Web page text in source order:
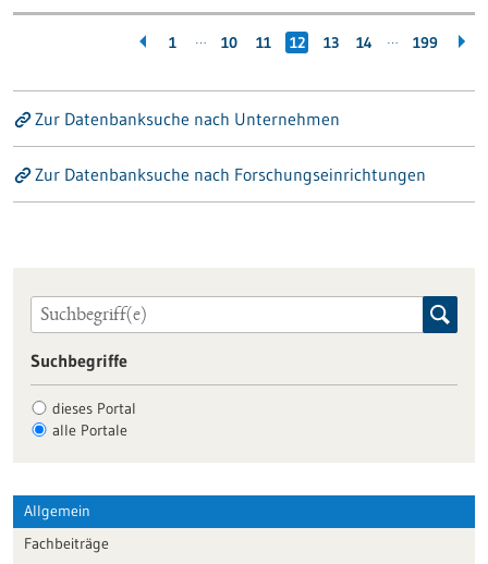
1 … 10 11 12 13 14 … 199
Zur Datenbanksuche nach Unternehmen
Zur Datenbanksuche nach Forschungseinrichtungen
Suchbegriffe
dieses Portal
alle Portale
Allgemein
Fachbeiträge